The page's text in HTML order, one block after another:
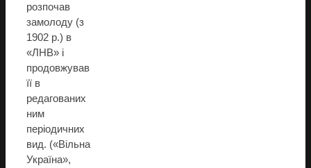
розпочав
замолоду (з
1902 р.) в
«ЛНВ» і
продовжував
її в
редагованих
ним
періодичних
вид. («Вільна
Україна»,